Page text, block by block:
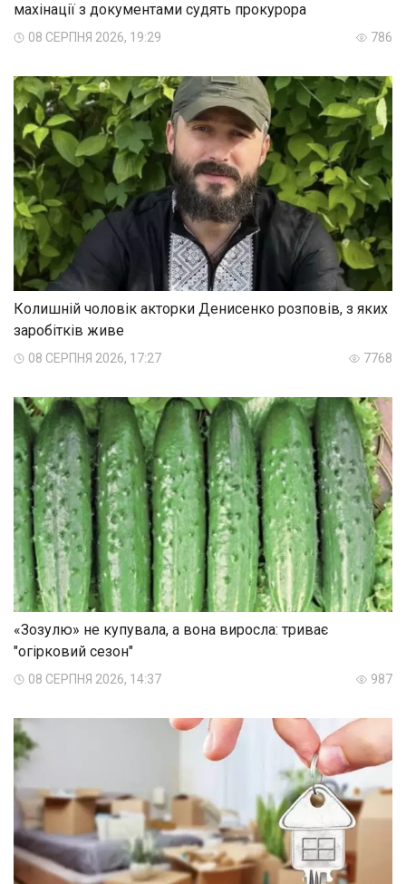
махінації з документами судять прокурора
08 СЕРПНЯ 2026, 19:29 786
Колишній чоловік акторки Денисенко розповів, з яких
заробітків живе
08 СЕРПНЯ 2026, 17:27 7768
«Зозулю» не купувала, а вона виросла: триває
"огірковий сезон"
08 СЕРПНЯ 2026, 14:37 987